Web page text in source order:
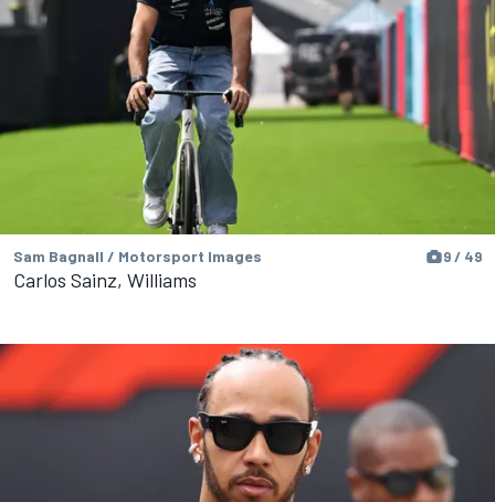
Sam Bagnall / Motorsport Images 9 / 49
Carlos Sainz, Williams